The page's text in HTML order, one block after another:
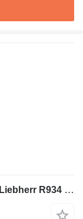
Motor Liebherr D934 A7-04 na rýpadla Liebherr R934 R944 A934 A944